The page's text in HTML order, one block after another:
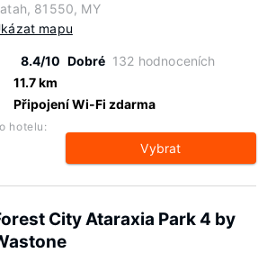
81550, MY
mapu
8.4/10 Dobré 132 hodnoceních
11.7 km
Připojení Wi-Fi zdarma
hotelu:
Vybrat
City Ataraxia Park 4 by